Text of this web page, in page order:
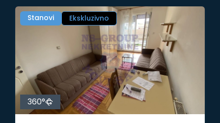
Stanovi Ekskluzivno
360°